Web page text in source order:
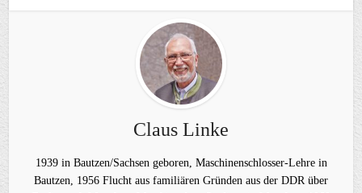
Claus Linke
1939 in Bautzen/Sachsen geboren, Maschinenschlosser-Lehre in
Bautzen, 1956 Flucht aus familiären Gründen aus der DDR über